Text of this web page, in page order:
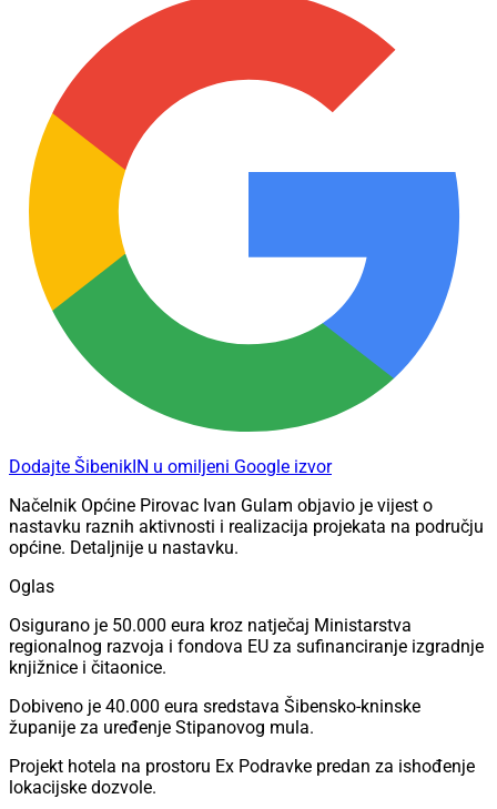
Dodajte ŠibenikIN u omiljeni Google izvor
Načelnik Općine Pirovac Ivan Gulam objavio je vijest o
nastavku raznih aktivnosti i realizacija projekata na području
općine. Detaljnije u nastavku.
Oglas
Osigurano je 50.000 eura kroz natječaj Ministarstva
regionalnog razvoja i fondova EU za sufinanciranje izgradnje
knjižnice i čitaonice.
Dobiveno je 40.000 eura sredstava Šibensko-kninske
županije za uređenje Stipanovog mula.
Projekt hotela na prostoru Ex Podravke predan za ishođenje
lokacijske dozvole.